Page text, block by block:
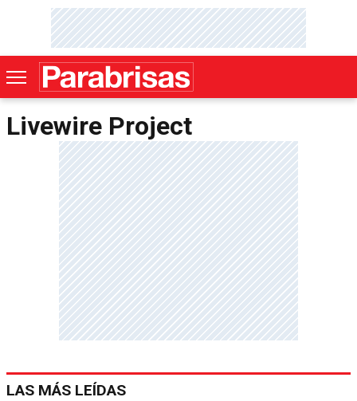
Livewire Project
LAS MÁS LEÍDAS